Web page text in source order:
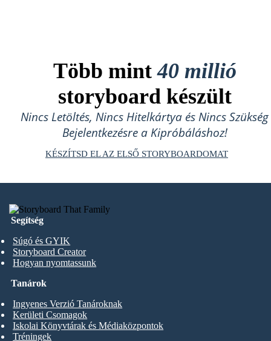
Több mint40 millió
storyboard készült
Nincs Letöltés, Nincs Hitelkártya és Nincs Szükség
Bejelentkezésre a Kipróbáláshoz!
KÉSZÍTSD EL AZ ELSŐ STORYBOARDOMAT
Segítség
Súgó és GYIK
Storyboard Creator
Hogyan nyomtassunk
Tanárok
Ingyenes Verzió Tanároknak
Kerületi Csomagok
Iskolai Könyvtárak és Médiaközpontok
Tréningek